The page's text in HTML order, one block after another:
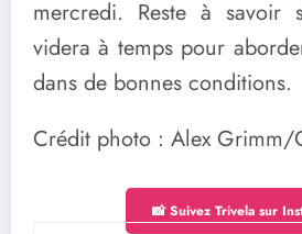
mercredi. Reste à savoir
videra à temps pour
dans de bonnes conditions.
Crédit photo : Alex Grimm/
📸 Suivez Trivela sur